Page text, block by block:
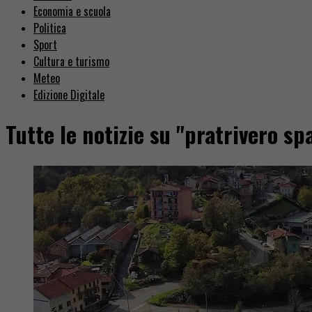
Economia e scuola
Politica
Sport
Cultura e turismo
Meteo
Edizione Digitale
Tutte le notizie su "pratrivero